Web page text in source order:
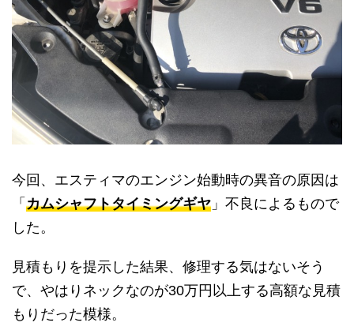
今回、エスティマのエンジン始動時の異音の原因は
「 カムシャフトタイミングギヤ 」不良によるもので
した。
見積もりを提示した結果、修理する気はないそう
で、やはりネックなのが30万円以上する高額な見積
もりだった模様。